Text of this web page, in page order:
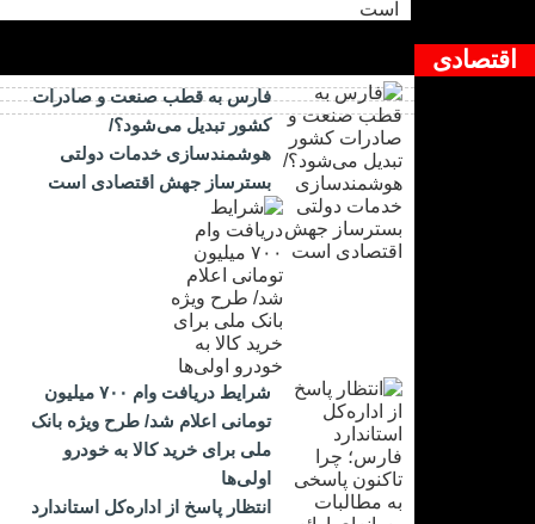
اقتصادی
فارس به قطب صنعت و صادرات
کشور تبدیل می‌شود؟/
هوشمندسازی خدمات دولتی
بسترساز جهش اقتصادی است
شرایط دریافت وام ۷۰۰ میلیون
تومانی اعلام شد/ طرح ویژه بانک
ملی برای خرید کالا به خودرو
اولی‌ها
انتظار پاسخ از اداره‌کل استاندارد